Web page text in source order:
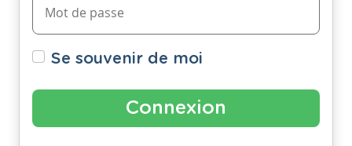
Se souvenir de moi